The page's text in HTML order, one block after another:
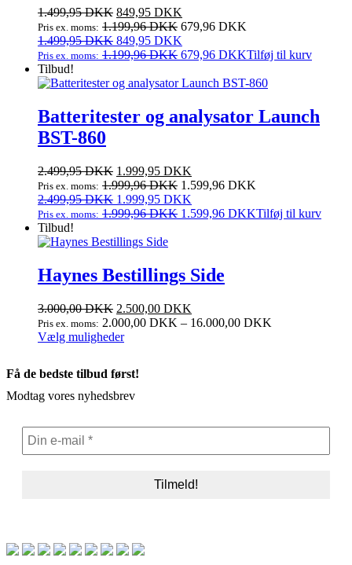
1.499,95DKK Den
oprindelige
pris
var:
849,95 DKK
aktuelle
er:
Pris ex. moms: 1.199,96DKK 679,96 DKK
1.499,95DKK Den
oprindelige
var:
849,95 DKK
aktuelle
er:
Pris ex. moms: 1.199,96DKK 679,96 DKKTilføj til kurv
Tilbud!
Batteritester og analysator Launch
BST-860
2.499,95DKK Den
oprindelige
pris
var:
1.999,95 DKK
aktuelle
er:
Pris ex. moms: 1.999,96DKK 1.599,96 DKK
2.499,95DKK Den
oprindelige
var:
1.999,95 DKK
aktuelle
Pris ex. moms: 1.999,96DKK 1.599,96 DKKTilføj til kurv
Tilbud!
Haynes Bestillings Side
3.000,00DKK 2.500,00 DKK
Pris ex. moms: 2.000,00 DKK – 16.000,00 DKK
Vælg mulighederDette
flere
varianter.
Få de bedste tilbud først!
Modtag vores nyhedsbrev